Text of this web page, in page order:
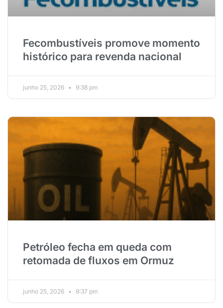
Fecombustíveis promove momento
histórico para revenda nacional
junho 25, 2026 9:38 pm
Petróleo fecha em queda com
retomada de fluxos em Ormuz
junho 25, 2026 9:37 pm